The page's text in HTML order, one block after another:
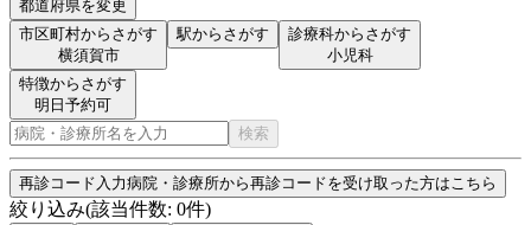
都道府県を変更
市区町村からさがす
横須賀市
駅からさがす
診療科からさがす
小児科
特徴からさがす
明日予約可
検索
再診コード入力病院・診療所から再診コードを受け取った方はこちら
絞り込み(該当件数: 0件)